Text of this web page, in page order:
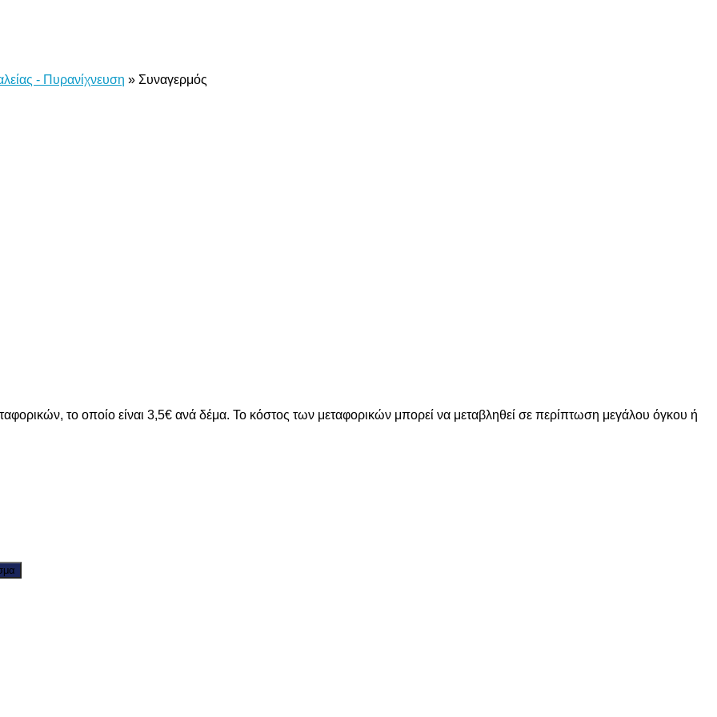
το οποίο είναι 3,5€ ανά δέμα. Το κόστος των μεταφορικών μπορεί να μεταβληθεί σε περίπτωση μεγάλου όγκου ή
- Πυρανίχνευση » Συναγερμός